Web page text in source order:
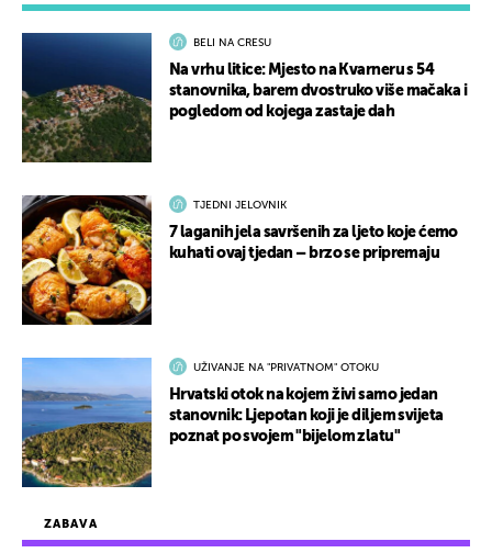
ZABAVA
BELI NA CRESU
Na vrhu litice: Mjesto na Kvarneru s 54
stanovnika, barem dvostruko više mačaka i
pogledom od kojega zastaje dah
TJEDNI JELOVNIK
7 laganih jela savršenih za ljeto koje ćemo
kuhati ovaj tjedan – brzo se pripremaju
UŽIVANJE NA "PRIVATNOM" OTOKU
Hrvatski otok na kojem živi samo jedan
stanovnik: Ljepotan koji je diljem svijeta
poznat po svojem "bijelom zlatu"